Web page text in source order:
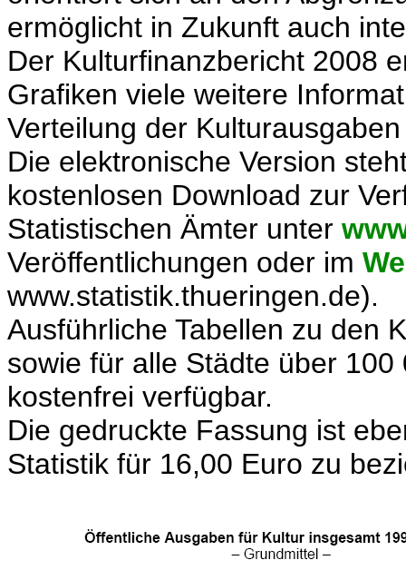
ermöglicht in Zukunft auch
Der Kulturfinanzbericht 2008
Grafiken viele weitere
Verteilung der
Die elektronische Version
kostenlosen Download zur
Statistischen Ämter unter
Veröffentlichungen oder im
www.statistik.thueringen.de).
Ausführliche Tabellen zu den
sowie für alle Städte über
kostenfrei verfügbar.
Die gedruckte Fassung ist
Statistik für 16,00 Euro zu